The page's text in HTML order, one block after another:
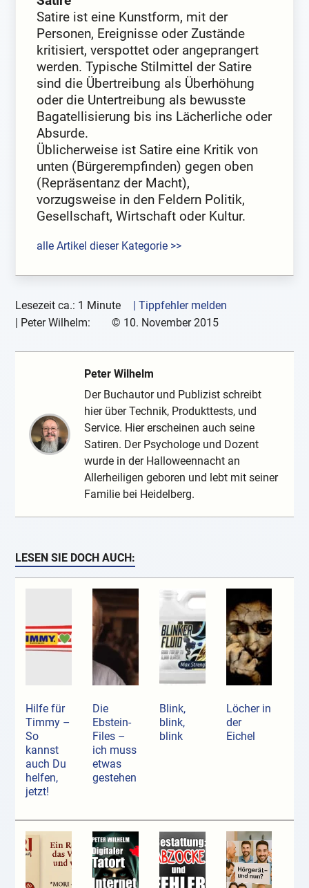
Satire ist eine Kunstform, mit der
Personen, Ereignisse oder Zustände
kritisiert, verspottet oder angeprangert
werden. Typische Stilmittel der Satire
sind die Übertreibung als Überhöhung
oder die Untertreibung als bewusste
Bagatellisierung bis ins Lächerliche oder
Absurde.
Üblicherweise ist Satire eine Kritik von
unten (Bürgerempfinden) gegen oben
(Repräsentanz der Macht),
vorzugsweise in den Feldern Politik,
Gesellschaft, Wirtschaft oder Kultur.
alle Artikel dieser Kategorie >>
Lesezeit ca.: 1 Minute
| Tippfehler melden
| Peter Wilhelm: © 10. November 2015
Peter Wilhelm
Der Buchautor und Publizist schreibt
hier über Technik, Produkttests, und
Service. Hier erscheinen auch seine
Satiren. Der Psychologe und Dozent
wurde in der Halloweennacht an
Allerheiligen geboren und lebt mit seiner
Familie bei Heidelberg.
LESEN SIE DOCH AUCH:
Hilfe für
Timmy –
So
kannst
auch Du
helfen,
jetzt!
Die
Ebstein-
Files –
ich muss
etwas
gestehen
Blink,
blink,
blink
Löcher in
der
Eichel